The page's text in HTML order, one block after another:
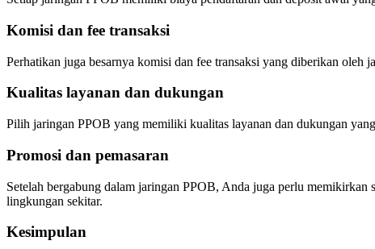
Komisi dan fee transaksi
Perhatikan juga besarnya komisi dan fee transaksi yang diberikan
Kualitas layanan dan dukungan
Pilih jaringan PPOB yang memiliki kualitas layanan dan dukungan
Promosi dan pemasaran
Setelah bergabung dalam jaringan PPOB, Anda juga perlu
lingkungan sekitar.
Kesimpulan